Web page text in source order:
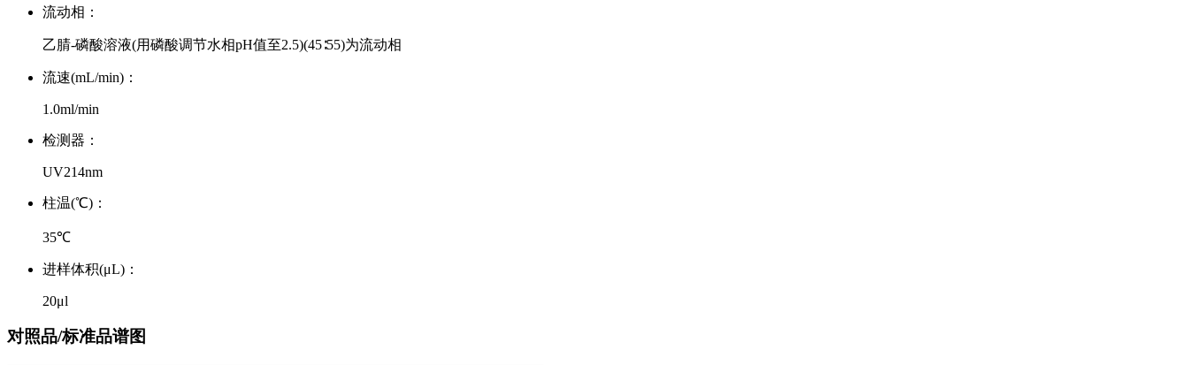
流动相：
乙腈-磷酸溶液(用磷酸调节水相pH值至2.5)(45∶55)为流动相
流速(mL/min)：
1.0ml/min
检测器：
UV214nm
柱温(℃)：
35℃
进样体积(μL)：
20μl
对照品/标准品谱图